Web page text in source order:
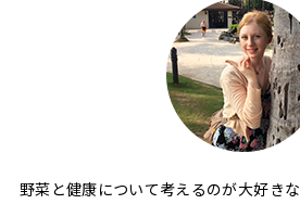
野菜と健康について考えるのが大好き